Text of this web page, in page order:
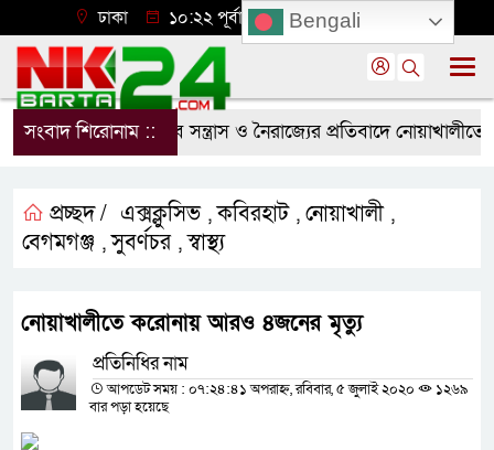
ঢাকা ১০:২২ পূর্বাহ্ন, রবিবার, ০৯ অগাস্ট ২০২৬
সংবাদ শিরোনাম ::
শিবিরের মব সন্ত্রাস ও নৈরাজ্যের প্রতিবাদে নোয়াখালীতে
প্রচ্ছদ / এক্সক্লুসিভ ,কবিরহাট , নোয়াখালী ,
বেগমগঞ্জ ,সুবর্ণচর ,স্বাস্থ্য
নোয়াখালীতে করোনায় আরও ৪জনের মৃত্যু
প্রতিনিধির নাম
আপডেট সময় : ০৭:২৪:৪১ অপরাহ্ন, রবিবার, ৫ জুলাই ২০২০
১২৬৯
বার পড়া হয়েছে
Bengali